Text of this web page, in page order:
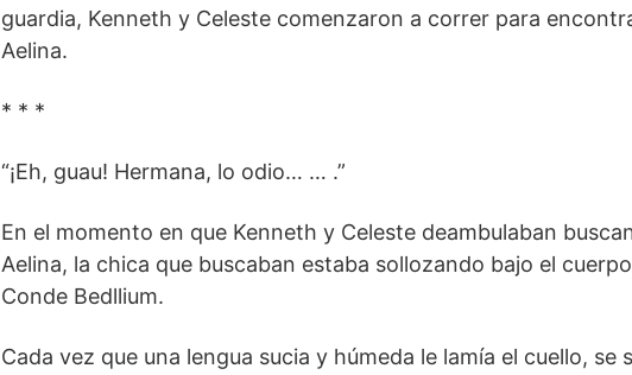
guardia, Kenneth y Celeste comenzaron a correr para
Aelina.
* * *
“¡Eh, guau! Hermana, lo odio… … .”
En el momento en que Kenneth y Celeste deambulaban
Aelina, la chica que buscaban estaba sollozando bajo el
Conde Bedllium.
Cada vez que una lengua sucia y húmeda le lamía el cuello, se